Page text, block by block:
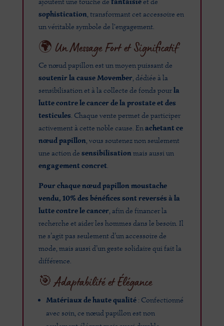
sophistication, transformant cet accessoire en
un véritable symbole de l'engagement.
🌍 Un Message Fort et Significatif
Ce nœud papillon est un moyen puissant de
soutenir la cause Movember, dédiée à la
sensibilisation et à la collecte de fonds pourla
lutte contre le cancer de la prostate et des
testicules. Chaque vente permet de participer
activement à cette noble cause. Enachetant ce
nœud papillon, vous soutenez non seulement
une action de sensibilisationmais aussi un
engagement concret.
Pour chaque nœud papillon moustache
vendu, 10% des bénéfices sont reversés à la
lutte contre le cancer, afin de financer la
recherche et aider les hommes dans le besoin. Il
ne s’agit pas seulement d’un accessoire de
mode, mais aussi d’un geste solidaire qui fait la
différence.
🎯 Adaptabilité et Élégance
Matériaux de haute qualité: Confectionné
avec soin, ce nœud papillon est non